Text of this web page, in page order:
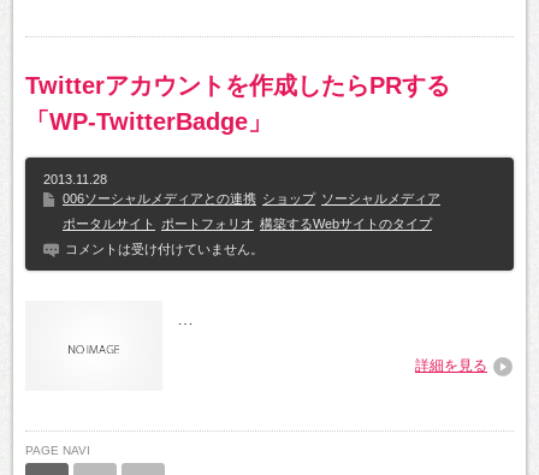
Twitterアカウントを作成したらPRする
「WP-TwitterBadge」
2013.11.28
006ソーシャルメディアとの連携 ショップ ソーシャルメディア
ポータルサイト
ポートフォリオ 構築するWebサイトのタイプ
コメントは受け付けていません。
詳細を見る
PAGE NAVI